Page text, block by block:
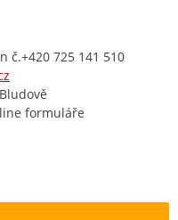
č.+420 725 141 510
formuláře